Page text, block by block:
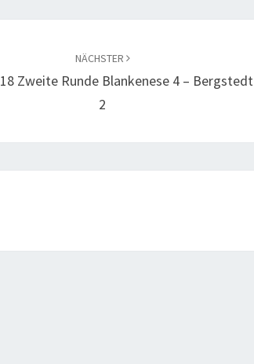
NÄCHSTER
Zweite Runde Blankenese 4 – Bergstedt
2